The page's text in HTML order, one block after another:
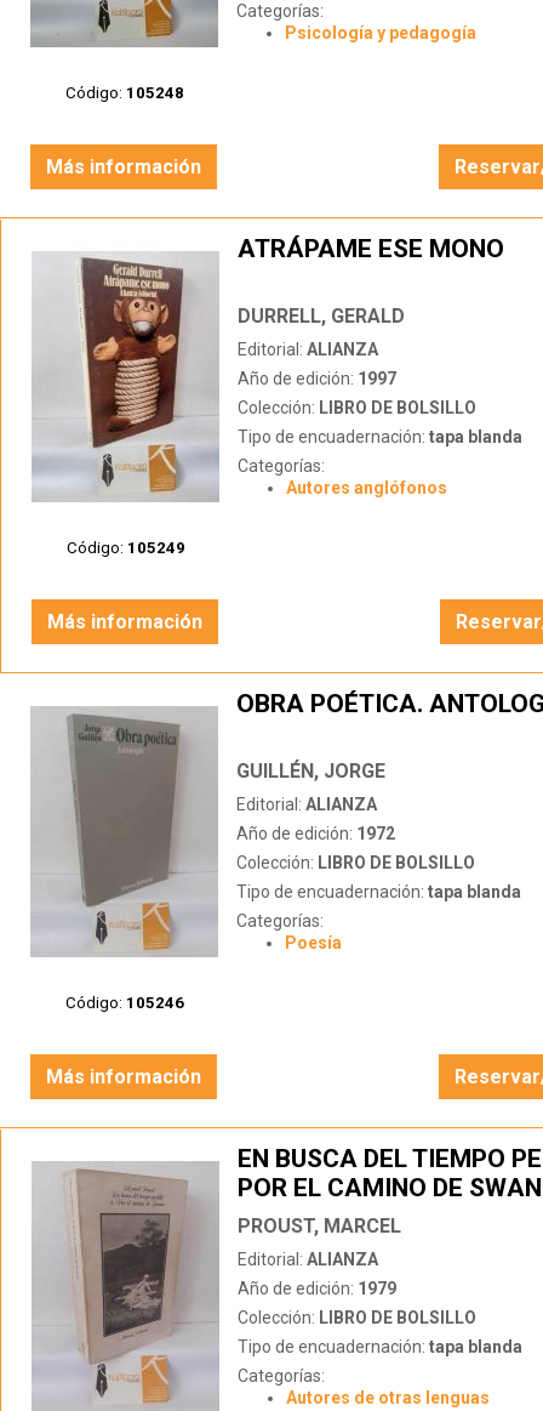
Código: 105248
Categorías:
Psicología y pedagogía
Más información
Código: 105249
ATRÁPAME ESE MONO
DURRELL, GERALD
Editorial: ALIANZA
Año de edición: 1997
Colección: LIBRO DE BOLSILLO
Tipo de encuadernación: tapa blanda
Categorías:
Autores anglófonos
Más información
Código: 105246
OBRA POÉTICA.
GUILLÉN, JORGE
Editorial: ALIANZA
Año de edición: 1972
Colección: LIBRO DE BOLSILLO
Tipo de encuadernación: tapa blanda
Categorías:
Poesía
Más información
EN BUSCA DEL TIEMPO
POR EL CAMINO DE
PROUST, MARCEL
Editorial: ALIANZA
Año de edición: 1979
Colección: LIBRO DE BOLSILLO
Tipo de encuadernación: tapa blanda
Categorías:
Autores de otras lenguas